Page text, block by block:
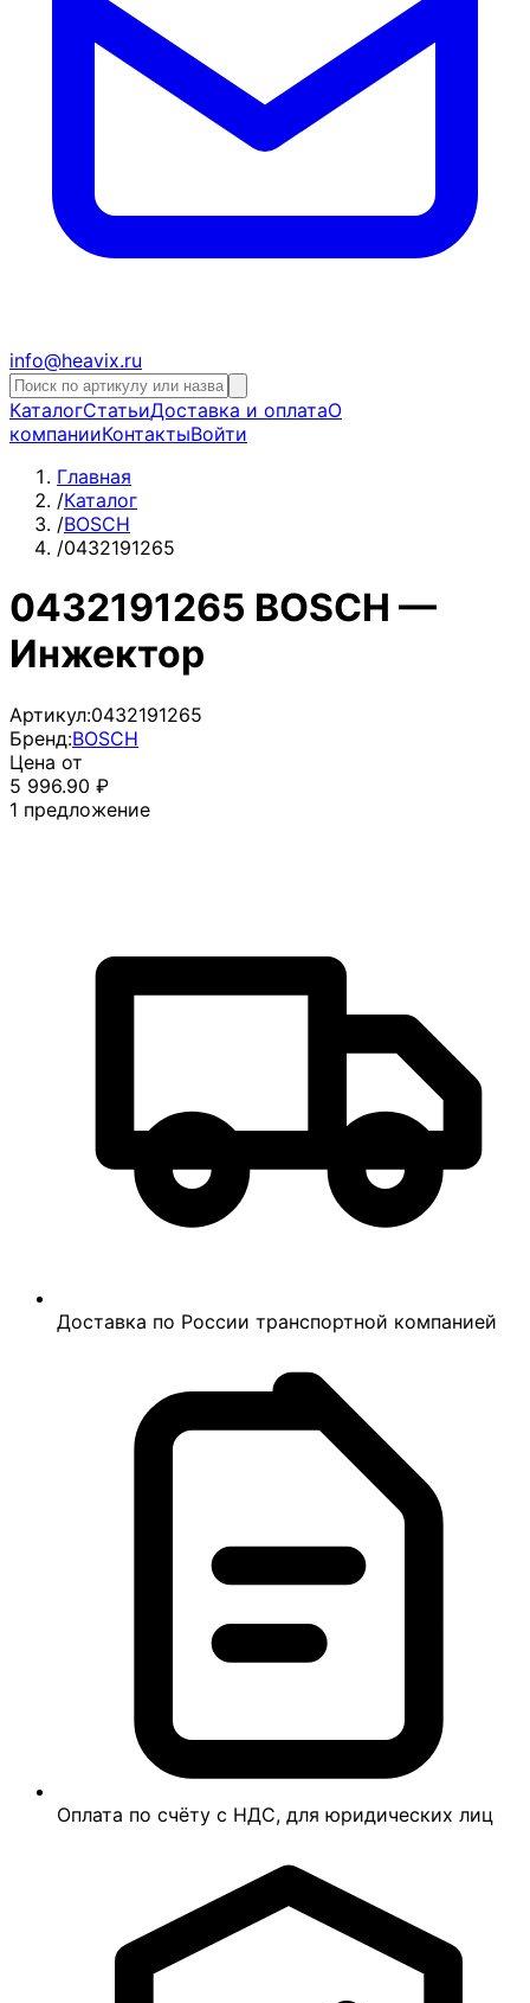
info@heavix.ru
КаталогСтатьиДоставка и оплатаО
компанииКонтактыВойти
Главная
/Каталог
/BOSCH
/0432191265
0432191265 BOSCH —
Инжектор
Артикул:0432191265
Бренд:BOSCH
Цена от
5 996.90 ₽
1 предложение
Доставка по России транспортной компанией
Оплата по счёту с НДС, для юридических лиц